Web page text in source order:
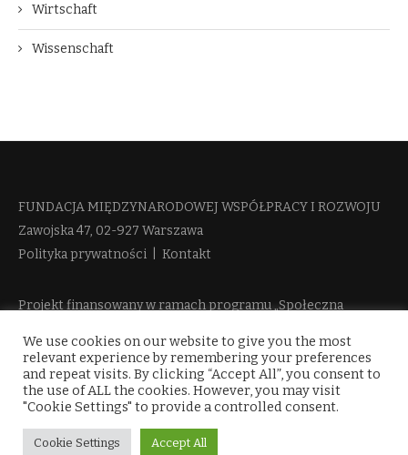
Wirtschaft
Wissenschaft
FUNDACJA MIĘDZYNARODOWEJ WSPÓŁPRACY I ROZWOJU​
Zawojska 47, 02-927 Warszawa
Polityka prywatności
Kontakt
Projekt finansowany w ramach programu „Społeczna
więcej informacji
We use cookies on our website to give you the most
relevant experience by remembering your preferences
and repeat visits. By clicking “Accept All”, you consent to
the use of ALL the cookies. However, you may visit
"Cookie Settings" to provide a controlled consent.
Cookie Settings Accept All